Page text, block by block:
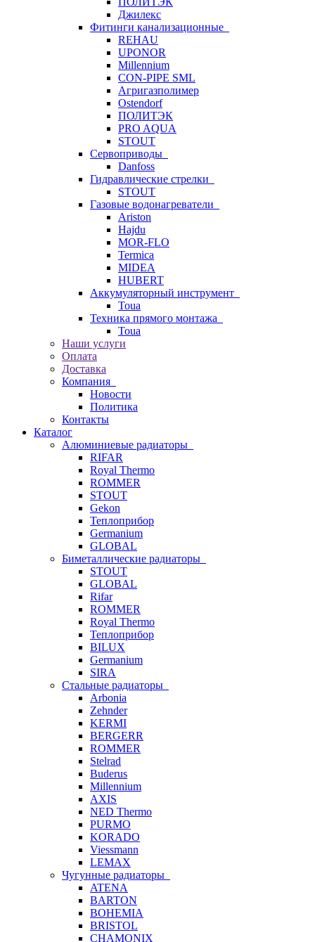
Джилекс
Фитинги канализационные
REHAU
UPONOR
Millennium
CON-PIPE SML
Агригазполимер
Ostendorf
ПОЛИТЭК
PRO AQUA
STOUT
Сервоприводы
Danfoss
Гидравлические стрелки
STOUT
Газовые водонагреватели
Ariston
Hajdu
MOR-FLO
Termica
MIDEA
HUBERT
Аккумуляторный инструмент
Toua
Техника прямого монтажа
Toua
Наши услуги
Оплата
Доставка
Компания
Новости
Политика
Контакты
Каталог
Алюминиевые радиаторы
RIFAR
Royal Thermo
ROMMER
STOUT
Gekon
Теплоприбор
Germanium
GLOBAL
Биметаллические радиаторы
STOUT
GLOBAL
Rifar
ROMMER
Royal Thermo
Теплоприбор
BILUX
Germanium
SIRA
Стальные радиаторы
Arbonia
Zehnder
KERMI
BERGERR
ROMMER
Stelrad
Buderus
Millennium
AXIS
NED Thermo
PURMO
KORADO
Viessmann
LEMAX
Чугунные радиаторы
ATENA
BARTON
BOHEMIA
BRISTOL
CHAMONIX